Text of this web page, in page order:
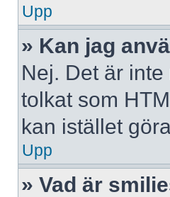
Upp
» Kan jag
Nej. Det är
tolkat som
kan istället
Upp
» Vad är